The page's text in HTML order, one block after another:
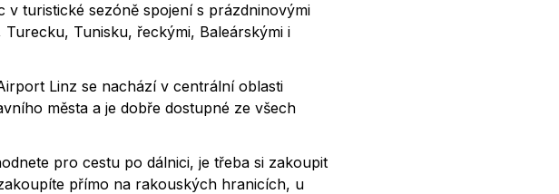
v turistické sezóně spojení s prázdninovými
Turecku, Tunisku, řeckými, Baleárskými i
Linz se nachází v centrální oblasti
města a je dobře dostupné ze všech
pro cestu po dálnici, je třeba si zakoupit
přímo na rakouských hranicích, u